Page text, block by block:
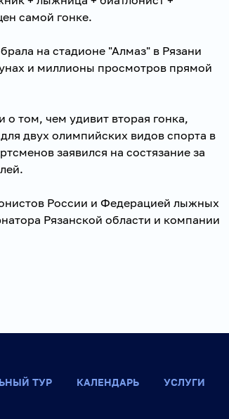
самой гонке.
на стадионе "Алмаз" в Рязани
и миллионы просмотров прямой
о том, чем удивит вторая гонка,
двух олимпийских видов спорта в
заявился на состязание за
России и Федерацией лыжных
Рязанской области и компании
ТУР КАЛЕНДАРЬ УСЛУГИ